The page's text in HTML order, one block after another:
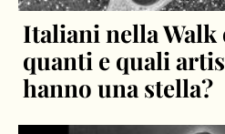
Italiani nella Walk
quanti e quali
hanno una stella?